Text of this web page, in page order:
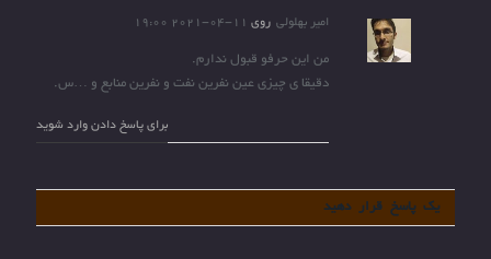
امیر بهلولی روی 2021-04-11 19:00
من این حرفو قبول ندارم.
دقیقا ی چیزی عین نفرین نفت و نفرین منابع و …س.
برای پاسخ دادن وارد شوید
یک پاسخ قرار دهید